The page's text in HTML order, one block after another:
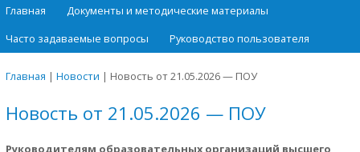
Главная
Документы и методические материалы
Часто задаваемые вопросы
Руководство пользователя
Главная | Новости | Новость от 21.05.2026 — ПОУ
Новость от 21.05.2026 — ПОУ
Руководителям образовательных организаций высшего